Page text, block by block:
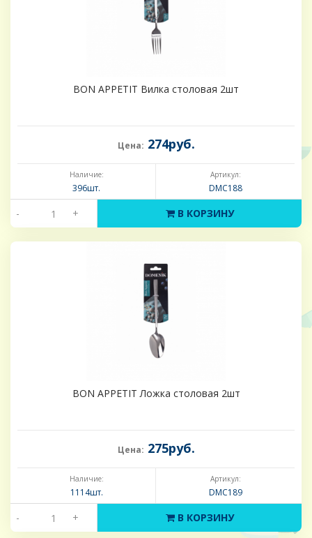
BON APPETIT Вилка столовая 2шт
Цена: 274руб.
Наличие:
396шт.
Артикул:
DMC188
- + В КОРЗИНУ
BON APPETIT Ложка столовая 2шт
Цена: 275руб.
Наличие:
1114шт.
Артикул:
DMC189
- + В КОРЗИНУ